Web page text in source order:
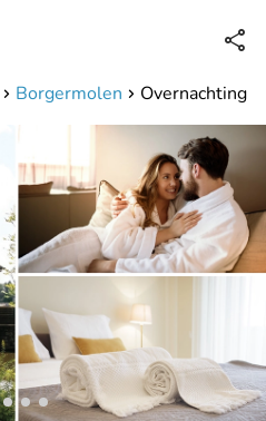
Bereikbaar tot 23:00 uur
Borgermolen Overnachting